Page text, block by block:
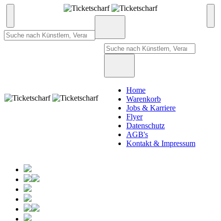
Home
Warenkorb
Jobs & Karriere
Flyer
Datenschutz
AGB's
Kontakt & Impressum